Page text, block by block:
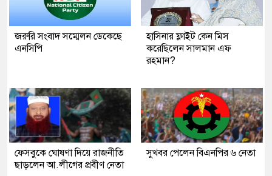
জরুরি সংবাদ সম্মেলন ডেকেছে
এনসিপি
হাসিনার ফ্লাইট কেন মিস
করেছিলেন সালমান এফ
রহমান?
ফেসবুকে ঘোষণা দিয়ে রাজনীতি
ছাড়লেন আ.লীগের প্রবীণ নেতা
সুখবর পেলেন বিএনপির ৬ নেতা